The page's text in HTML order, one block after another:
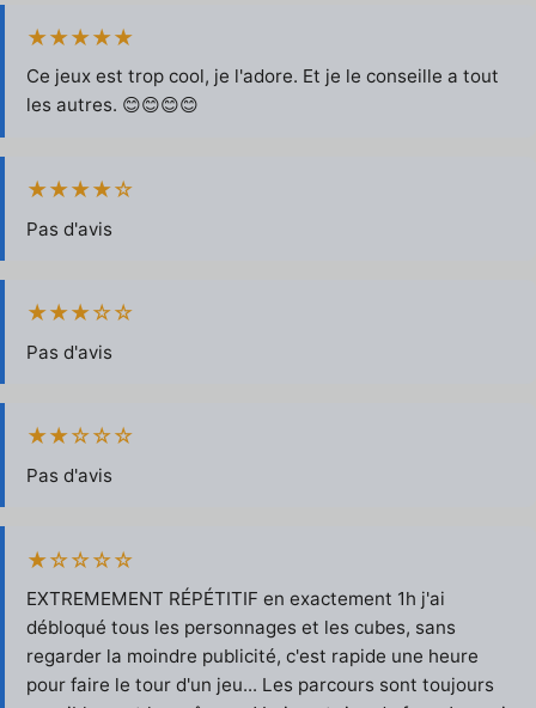
★★★★★
Ce jeux est trop cool, je l'adore. Et je le conseille a tout
les autres. 😊😊😊😊
★★★★☆
Pas d'avis
★★★☆☆
Pas d'avis
★★☆☆☆
Pas d'avis
★☆☆☆☆
EXTREMEMENT RÉPÉTITIF en exactement 1h j'ai
débloqué tous les personnages et les cubes, sans
regarder la moindre publicité, c'est rapide une heure
pour faire le tour d'un jeu... Les parcours sont toujours